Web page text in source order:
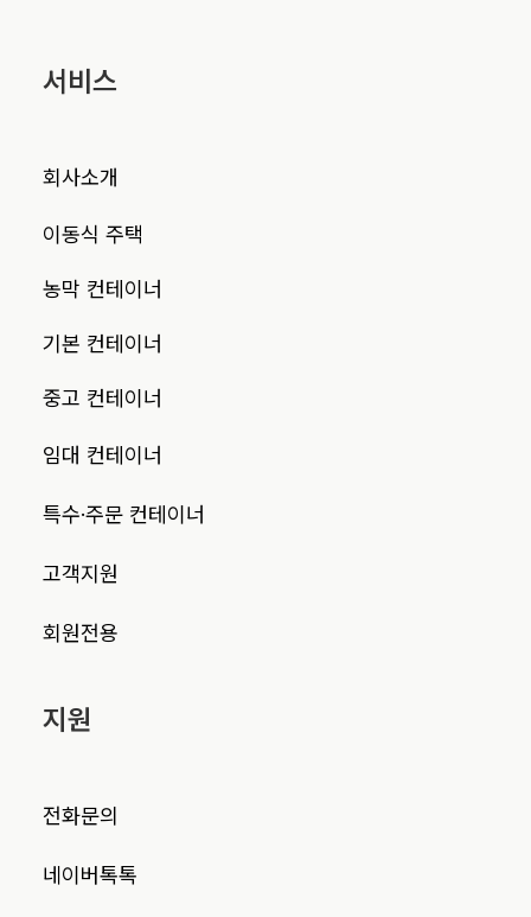
서비스
회사소개
이동식 주택
농막 컨테이너
기본 컨테이너
중고 컨테이너
임대 컨테이너
특수·주문 컨테이너
고객지원
회원전용
지원
전화문의
네이버톡톡